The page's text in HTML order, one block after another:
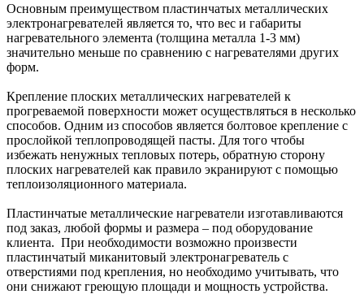
Основным преимуществом пластинчатых металлических
электронагревателей является то, что вес и габариты
нагревательного элемента (толщина металла 1-3 мм)
значительно меньше по сравнению с нагревателями других
форм.
Крепление плоских металлических нагревателей к
прогреваемой поверхности может осуществляться в несколько
способов. Одним из способов является болтовое крепление с
прослойкой теплопроводящей пасты. Для того чтобы
избежать ненужных тепловых потерь, обратную сторону
плоских нагревателей как правило экранируют с помощью
теплоизоляционного материала.
Пластинчатые металлические нагреватели изготавливаются
под заказ, любой формы и размера – под оборудование
клиента. При необходимости возможно произвести
пластинчатый миканитовый электронагреватель с
отверстиями под крепления, но необходимо учитывать, что
они снижают греющую площади и мощность устройства.